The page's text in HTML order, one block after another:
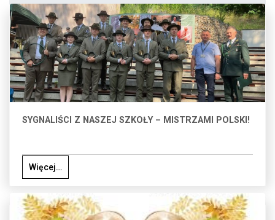
SYGNALIŚCI Z NASZEJ SZKOŁY – MISTRZAMI POLSKI!
Więcej…